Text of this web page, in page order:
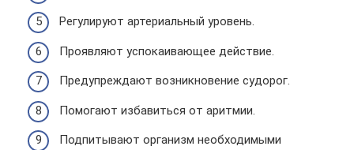
Регулируют артериальный уровень.
Проявляют успокаивающее действие.
Предупреждают возникновение судорог.
Помогают избавиться от аритмии.
Подпитывают организм необходимыми